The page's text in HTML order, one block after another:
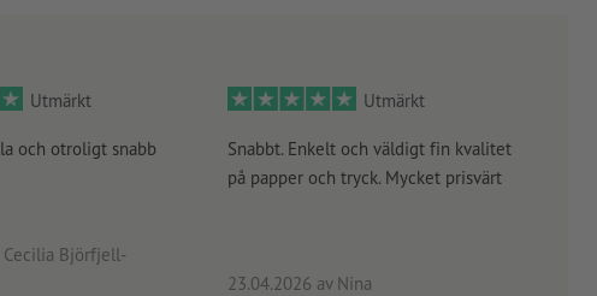
Utmärkt
och otroligt snabb
Cecilia Björfjell-
Utmärkt
Snabbt. Enkelt och väldigt fin kvalitet
på papper och tryck. Mycket prisvärt
23.04.2026 av Nina